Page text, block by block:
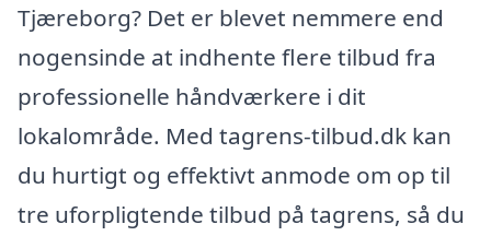
Tjæreborg? Det er blevet nemmere end
nogensinde at indhente flere tilbud fra
professionelle håndværkere i dit
lokalområde. Med tagrens-tilbud.dk kan
du hurtigt og effektivt anmode om op til
tre uforpligtende tilbud på tagrens, så du